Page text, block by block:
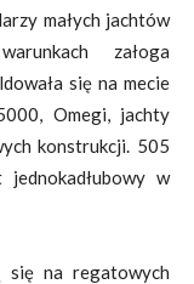
małych jachtów
załoga
się na mecie
Omegi, jachty
konstrukcji. 505
w
się na regatowych